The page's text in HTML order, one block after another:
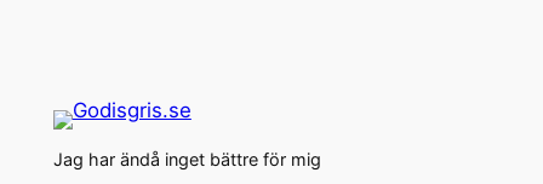
Jag har ändå inget bättre för mig